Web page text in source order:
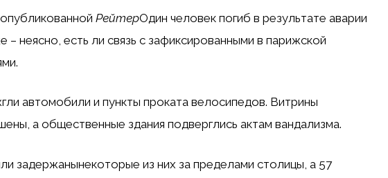
РейтерОдин человек погиб в результате аварии
неясно, есть ли связь с зафиксированными в парижской
автомобили и пункты проката велосипедов. Витрины
а общественные здания подверглись актам вандализма.
задержанынекоторые из них за пределами столицы, а 57